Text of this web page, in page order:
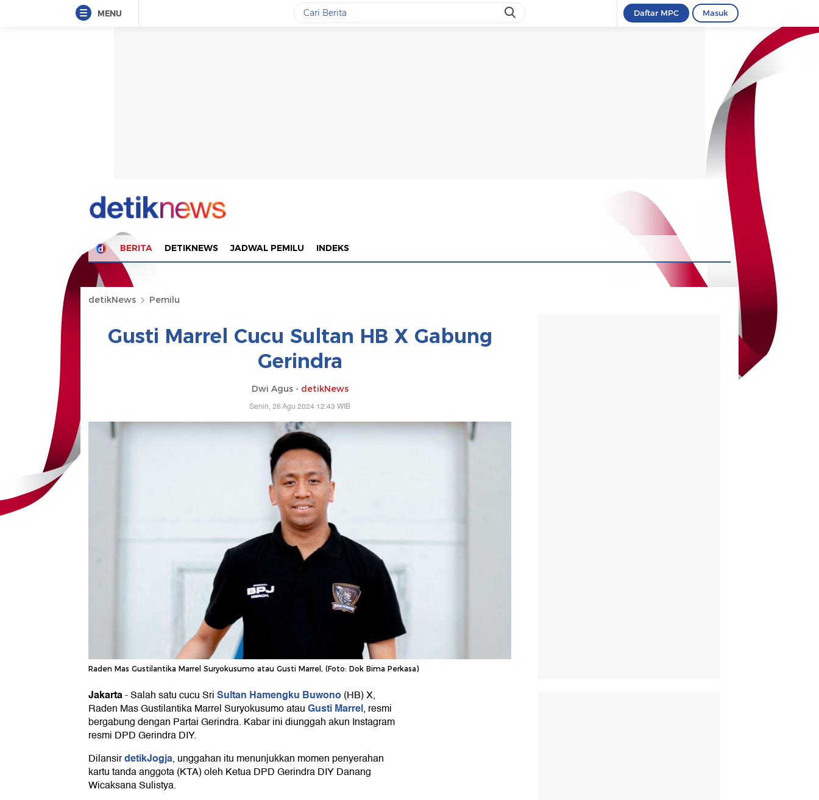
MENU Daftar MPC Masuk
BERITA DETIKNEWS JADWAL PEMILU INDEKS
detikNews Pemilu
Gusti Marrel Cucu Sultan HB X Gabung
Gerindra
Dwi Agus - detikNews
Senin, 26 Agu 2024 12:43 WIB
Raden Mas Gustilantika Marrel Suryokusumo atau Gusti Marrel, (Foto: Dok Bima Perkasa)
Jakarta-Salah satu cucu SriSultan Hamengku Buwono(HB) X,
Raden Mas Gustilantika Marrel Suryokusumo atauGusti Marrel, resmi
bergabung dengan Partai Gerindra. Kabar ini diunggah akun Instagram
resmi DPD Gerindra DIY.
DilansirdetikJogja, unggahan itu menunjukkan momen penyerahan
kartu tanda anggota (KTA) oleh Ketua DPD Gerindra DIY Danang
Wicaksana Sulistya.